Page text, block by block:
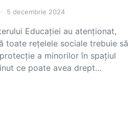
5 decembrie 2024
Educaţiei au atenţionat,
toate reţelele sociale trebuie să
a minorilor în spaţiul
ce poate avea drept…